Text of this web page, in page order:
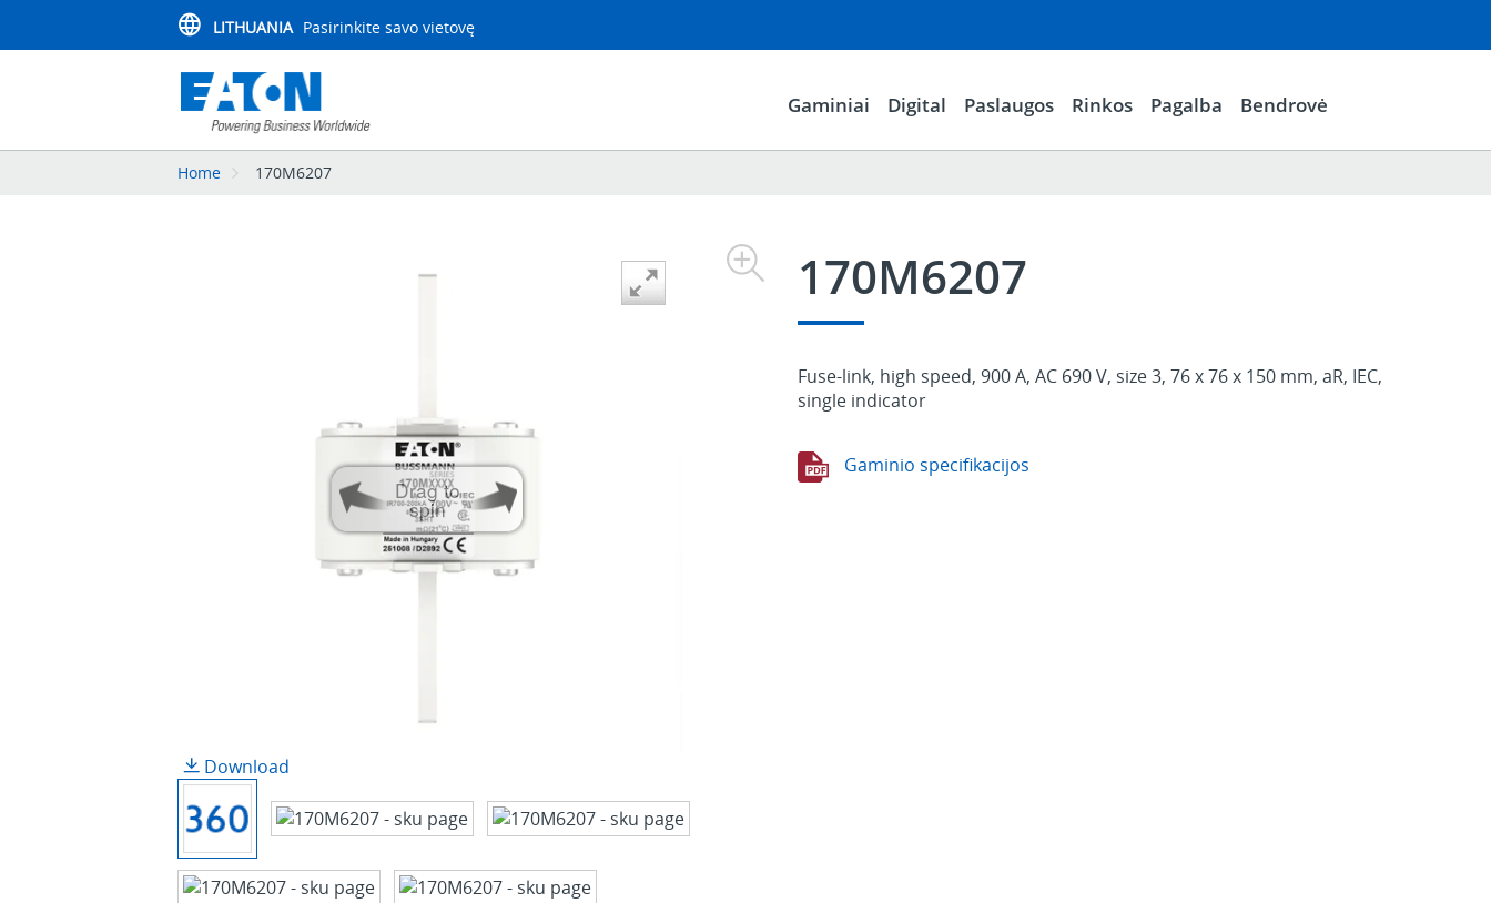
LITHUANIA Pasirinkite savo vietovę
Gaminiai Digital Paslaugos Rinkos Pagalba Bendrovė
Home 170M6207
Drag to
spin
Download
170M6207
Fuse-link, high speed, 900 A, AC 690 V, size 3, 76 x 76 x 150 mm, aR, IEC,
single indicator
Gaminio specifikacijos